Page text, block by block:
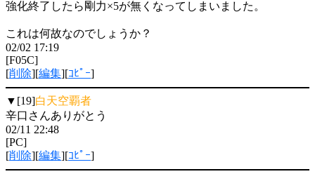
強化終了したら剛力×5が無くなってしまいました。
これは何故なのでしょうか？
02/02 17:19
[F05C]
[削除][編集][ｺﾋﾟｰ]
▼[19]白天空覇者
辛口さんありがとう
02/11 22:48
[PC]
[削除][編集][ｺﾋﾟｰ]